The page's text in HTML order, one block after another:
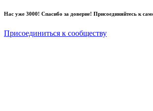
Нас уже 3000! Спасибо за доверие! Присоединяйтесь к
Присоединиться к сообществу